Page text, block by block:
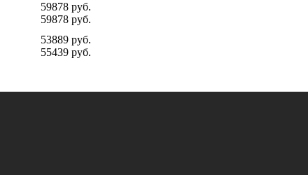
59878 руб.
59878 руб.
53889 руб.
55439 руб.